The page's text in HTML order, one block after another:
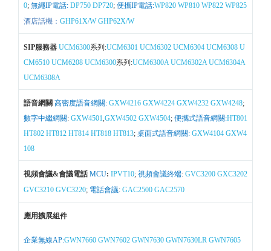
0; 無繩IP電話: DP750 DP720; 便攜IP電話:WP820 WP810 WP822 WP825
酒店話機： GHP61X/W GHP62X/W
SIP服務器 UCM6300系列:UCM6301 UCM6302 UCM6304 UCM6308 U
CM6510 UCM6208 UCM6300系列:UCM6300A UCM6302A UCM6304A
UCM6308A
語音網關 高密度語音網關: GXW4216 GXW4224 GXW4232 GXW4248;
數字中繼網關: GXW4501,GXW4502 GXW4504; 便攜式語音網關:HT801
HT802 HT812 HT814 HT818 HT813; 桌面式語音網關: GXW4104 GXW4
108
視頻會議&會議電話MCU: IPVT10; 視頻會議終端: GVC3200 GXC3202
GVC3210 GVC3220; 電話會議: GAC2500 GAC2570
應用擴展組件
企業無線AP:GWN7660 GWN7602 GWN7630 GWN7630LR GWN7605